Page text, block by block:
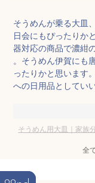
そうめんが乗る大皿
日会にもぴったりか
器対応の商品で濃紺
。そうめん伊賀にも
ったりかと思います
への日用品としてい
そうめん用大皿｜家族
全